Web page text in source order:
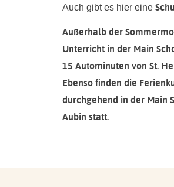
Auch gibt es hier eine
Außerhalb der
Unterricht in der Main
15 Autominuten von St.
Ebenso finden die
durchgehend in der Main
Aubin statt.